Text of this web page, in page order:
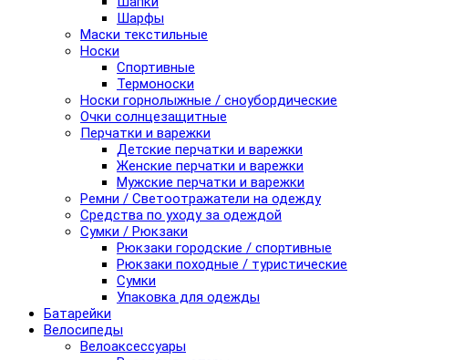
Шарфы
Маски текстильные
Носки
Спортивные
Термоноски
Носки горнолыжные / сноубордические
Очки солнцезащитные
Перчатки и варежки
Детские перчатки и варежки
Женские перчатки и варежки
Мужские перчатки и варежки
Ремни / Светоотражатели на одежду
Средства по уходу за одеждой
Сумки / Рюкзаки
Рюкзаки городские / спортивные
Рюкзаки походные / туристические
Сумки
Упаковка для одежды
Батарейки
Велосипеды
Велоаксессуары